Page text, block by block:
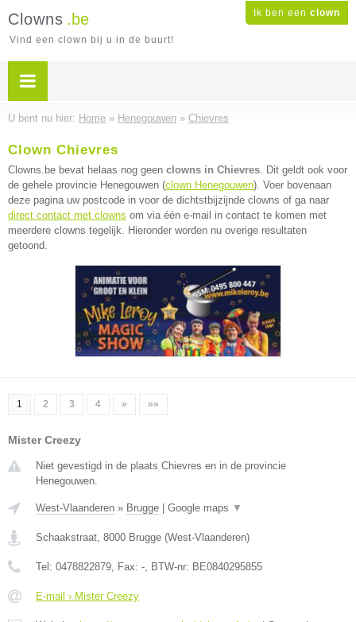
Ik ben een clown
Clowns .be
Vind een clown bij u in de buurt!
U bent nu hier: Home » Henegouwen » Chievres
Clown Chievres
Clowns.be bevat helaas nog geen clowns in Chievres. Dit geldt ook voor
de gehele provincie Henegouwen (clown Henegouwen). Voer bovenaan
deze pagina uw postcode in voor de dichtstbijzijnde clowns of ga naar
direct contact met clowns om via één e-mail in contact te komen met
meerdere clowns tegelijk. Hieronder worden nu overige resultaten
getoond.
1 2 3 4 » »»
Mister Creezy
Niet gevestigd in de plaats Chievres en in de provincie
Henegouwen.
West-Vlaanderen » Brugge Google maps ▼
Schaakstraat, 8000 Brugge (West-Vlaanderen)
Tel: 0478822879, Fax: -, BTW-nr: BE0840295855
E-mail › Mister Creezy